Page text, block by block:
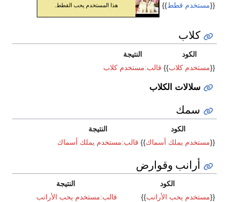
{{مستخدم قطط}} هذا المستخدم يحب القطط.
كلاب
الكود
النتيجة
{{مستخدم كلاب}} قالب:مستخدم كلاب
سلالات الكلاب
سمك
الكود
النتيجة
{{مستخدم يملك أسماك}} قالب:مستخدم يملك أسماك
أرانب وقوارض
الكود
النتيجة
{{مستخدم يحب الأرانب}}
قالب:مستخدم يحب الأرانب